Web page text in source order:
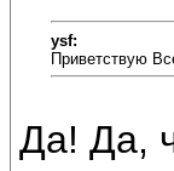
ysf:
Приветствую
Да! Да,